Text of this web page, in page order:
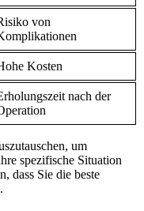
‍von
⁤Kosten
nach‌ der
um
⁤spezifische Situation
dass Sie die⁢ beste​